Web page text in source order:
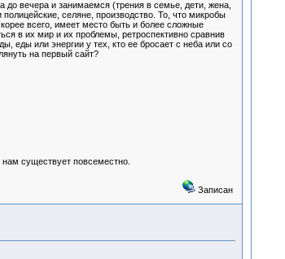
до вечера и занимаемся (трения в семье, дети, жена,
селяне, производство. То, что микробы
всего, имеет место быть и более сложные
в их мир и их проблемы, ретроспективно сравнив
еды или энергии у тех, кто ее бросает с неба или со
на первый сайт?
существует повсеместно.
Записан